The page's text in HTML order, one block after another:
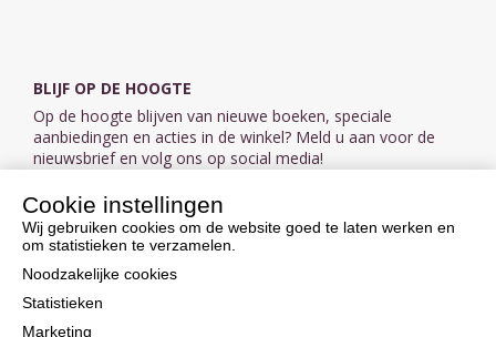
BLIJF OP DE HOOGTE
Op de hoogte blijven van nieuwe boeken, speciale
aanbiedingen en acties in de winkel? Meld u aan voor de
nieuwsbrief en volg ons op social media!
Aanmelden nieuwsbrief
VOLG ONS OP SOCIAL MEDIA
Cookie instellingen
Wij gebruiken cookies om de website goed te laten werken en
om statistieken te verzamelen.
Noodzakelijke cookies
Statistieken
Marketing